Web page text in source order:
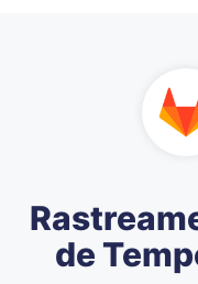
de